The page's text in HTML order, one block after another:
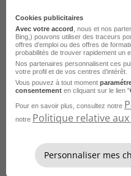
Logisticien
Cookies publicitaires
Avec votre accord , nous et nos
Bing,) pouvons utiliser des traceurs
offres d’emploi ou des offres de
probabilités de trouver rapidement un
Nos partenaires personnalisent ces
votre profil et de vos centres d’intérêt.
Vous pouvez à tout moment
consentement en cliquant sur le lien "
Pour en savoir plus, consultez notre
notre Politique relative
Personnaliser mes